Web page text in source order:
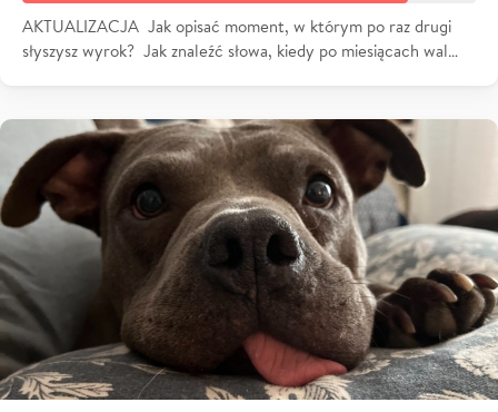
AKTUALIZACJA Jak opisać moment, w którym po raz drugi
słyszysz wyrok? Jak znaleźć słowa, kiedy po miesiącach wal…